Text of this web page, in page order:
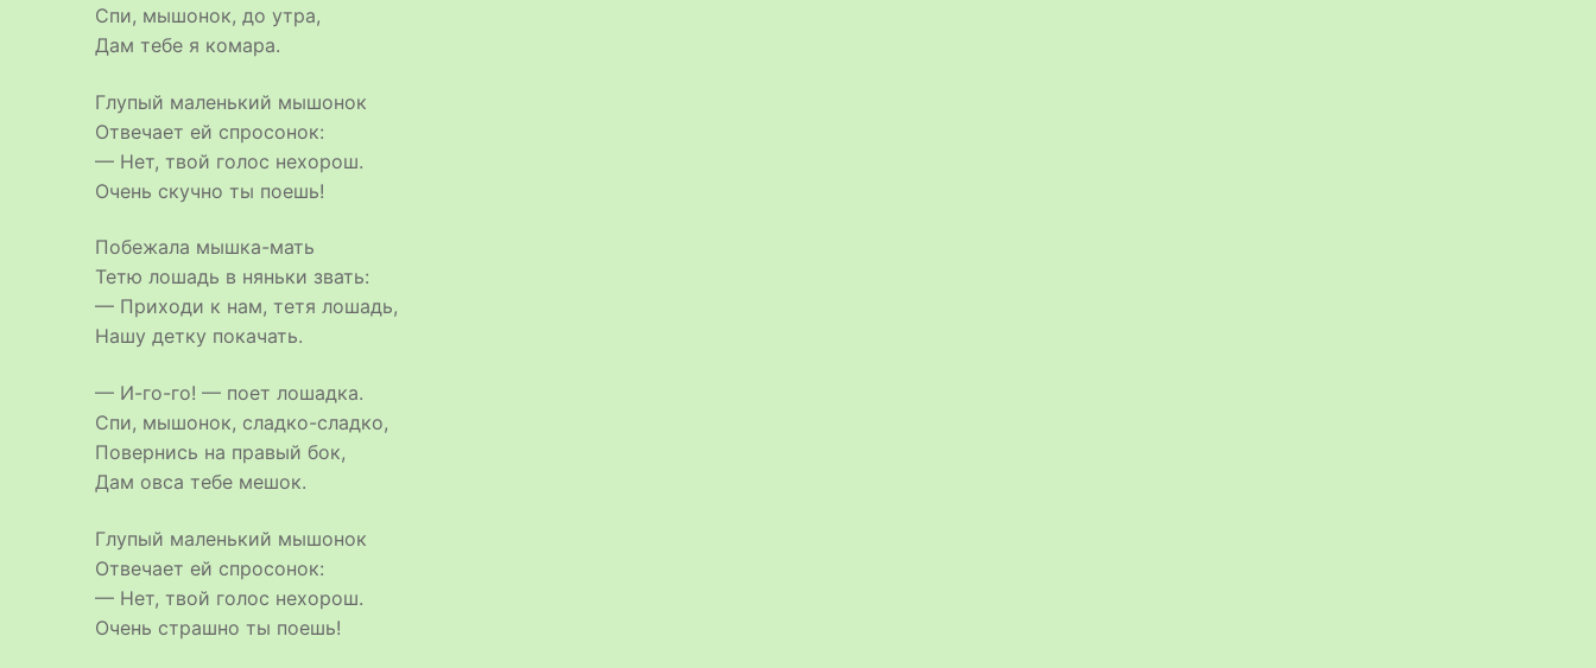
Спи, мышонок, до утра,
Дам тебе я комара.
Глупый маленький мышонок
Отвечает ей спросонок:
— Нет, твой голос нехорош.
Очень скучно ты поешь!
Побежала мышка-мать
Тетю лошадь в няньки звать:
— Приходи к нам, тетя лошадь,
Нашу детку покачать.
— И-го-го! — поет лошадка.
Спи, мышонок, сладко-сладко,
Повернись на правый бок,
Дам овса тебе мешок.
Глупый маленький мышонок
Отвечает ей спросонок:
— Нет, твой голос нехорош.
Очень страшно ты поешь!